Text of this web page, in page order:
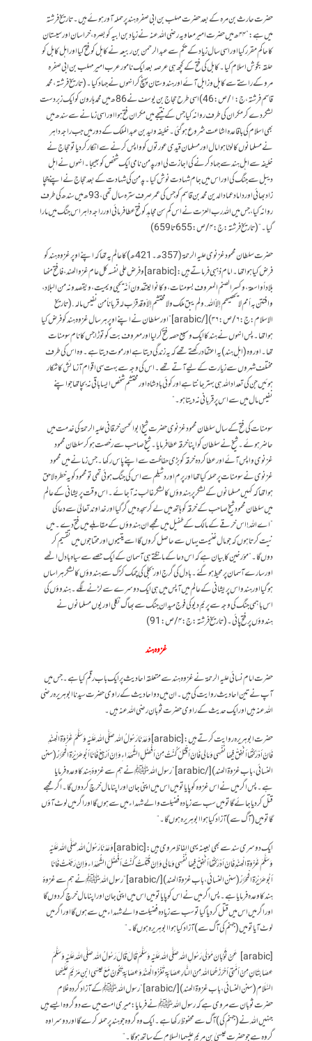
حضرت حارث بن مرہ کے بعد حضرت مہلب بن ابی صفرہ ہند پر حملہ آور ہوئے ہیں۔ تاریخ فرشتہ
میں ہے: ”۴۴ھ میں حضرت امیرمعاویہ رضی اللہ عنہ نے زیاد بن ابیہ کو بصرہ، خراسان اور سیستان
کا حاکم مقرر کیا اور اسی سال زیاد کے حکم سے عبد الرحمن بن ربیعہ نے کابل کو فتح کیا اور اہل کابل کو
حلقہ بگوش اسلام کیا۔ کابل کی فتح کے کچھ ہی عرصہ بعد ایک نامور عرب امیر مہلب بن ابی صفرہ
مرو کے راستے سے کابل و زابل آئے اور ہندوستان پہنچ کر انہوں نے جہاد کیا۔(تاریخ فرشتہ،محمد
قاسم فرشتہ،ج:۱/ص:46) اسی طرح حجاج بن یوسف نے 86ھ میں محمد ہارون کو ایک زبردست
لشکر دے کر مکران کی طرف روانہ کیا جس کے نتیجے میں مکران فتح ہوا اور اسی زمانے سے سندھ میں
بھی اسلام کی باقاعدہ اشاعت شروع ہو گئی۔ خلیفہ ولید بن عبد الملک کے دور میں جب راجہ داہر
نے مسلمانوں کا لوٹا ہوا مال اور مسلمان قیدی عورتوں کو واپس کرنے سے انکار کر دیا تو حجاج نے
خلیفہ سے اہل ہند سے جہاد کرنے کی اجازت لی اور پدمن نامی ایک شخص کو بھیجا۔ انہوں نے اہل
دیبل سے جنگ کی اور اس میں جام شہادت نوش کیا۔پدمن کی شہادت کے بعد حجاج نے اپنے چچا
زاد بھائی اور داماد عمادالدین محمد بن قاسم کو جس کی عمر صرف سترہ سال تھی، 93ھ میں سندھ کی طرف
روانہ کیا، جس میں اللہ رب العزت نے اس کم سن مجاہد کو فتح عطا فرمائی اور راجہ داہر اس جنگ میں مارا
گیا۔“ (تاریخ فرشتہ:ج:۴/ص:655 تا 659)
حضرت سلطان محمود غزنوی علیہ الرحمۃ (357ھ۔421ھ)کا عالم یہ تھا کہ اپنے اوپر غزوہ ہند کو
فرض کیا ہوا تھا۔ امام ذہبی فرماتے ہیں: [arabic] وفرض على نفسہ كل عام غزو الھند، فافتح منھا
بلاداً واسعۃ، وكسر الصنم المعروف بسومنات، وكانوا يعتقدون أنّہ يحيي ويميت، ويقصدونہ من البلاد،
وافتتن بہ أمم لا يحصيھم إلاّ اللہ. ولم يبق ملك ولا محتشم إلاّ وقد قرَّب لہ قرباناً من نفيس مالہ. (تاریخ
الاسلام:ج:۶/ص:۳۶) [/arabic] ”اور سلطان نے اپنے اوپر ہر سال غزوہ ہند کو فرض کیا
ہوا تھا۔ پس انہوں نے ہند کا ایک وسیع حصہ فتح کر لیا اور معروف بت کو توڑا جس کا نام سومنات
تھا۔ اور وہ (اہل ہند) یہ اعتقاد رکھتے تھے کہ یہ زندگی دیتا ہے اور موت دیتا ہے۔ وہ اس کی طرف
مختلف شہروں سے زیارت کے لیے آتے تھے۔ اس کی وجہ سے بہت سی اقوام آزمائش کا شکار
ہوئیں جن کی تعداد اللہ ہی بہتر جانتا ہے اور کوئی بادشاہ اور محتشم شخص ایسا باقی نہ بچا تھا جو اپنے
نفیس مال میں سے اس پر قربانی نہ دیتا ہو۔“
سومنات کی فتح کے سال سلطان محمود غزنوی حضرت شیخ ابوالحسن خرقانی علیہ الرحمۃ کی خدمت میں
حاضر ہوئے۔ شیخ نے سلطان کو اپنا خرقہ عطا فرمایا۔ شیخ صاحب سے رخصت ہو کر سلطان محمود
غزنوی واپس آئے اور عطا کردہ خرقہ کو بڑی حفاظت سے اپنے پاس رکھا۔ جس زمانے میں محمود
غزنوی نے سومنات پر حملہ کیا تھا اور پرم اور دشیلم سے اس کی جنگ ہوئی تھی تو محمود کو یہ خطرہ لاحق
ہوا تھا کہ کہیں مسلمانوں کے لشکر پر ہندوؤں کا لشکر غالب نہ آجائے۔ اس وقت پریشانی کے عالم
میں سلطان محمود شیخ صاحب کے خرقہ کو ہاتھ میں لے کر سجدہ میں گر گیا اور خداوند تعالیٰ سے دعا کی
”اے اللہ! اس خرقے کے مالک کے طفیل میں مجھے ان ہندوؤں کے مقابلے میں فتح دے۔ میں
نیت کرتا ہوں کہ جو مال غنیمت یہاں سے حاصل کروں گا اسے یتیموں اور محتاجوں میں تقسیم کر
دوں گا۔“ مؤرخین کا بیان ہے کہ اس دعا کے مانگتے ہی آسمان کے ایک حصے سے سیاہ بادل اٹھے
اور سارے آسمان پر محیط ہو گئے۔ بادل کی گرج اور بجلی کی چمک کڑک سے ہندوؤں کا لشکر ہراساں
ہو گیا اور ہندو اس پریشانی کے عالم میں آپس میں ہی ایک دوسرے سے لڑنے لگے۔ ہندوؤں کی
اس باہمی جنگ کی وجہ سے پریم دیو کی فوج میدان جنگ سے بھاگ نکلی اور یوں مسلمانوں نے
ہندوؤں پر فتح پائی۔ (تاریخ فرشتہ:ج:۴/ص:91)
غزوہ ہند
حضرت امام نسائی علیہ الرحمۃ نے غزوہ ہند سے متعلقہ احادیث پر ایک باب رقم کیا ہے۔ جس میں
آپ نے تین احادیث روایت کی ہیں۔ ان میں دو احادیث کے راوی حضرت سیدنا ابوہریرہ رضی
اللہ عنہ ہیں اور ایک حدیث کے راوی حضرت ثوبان رضی اللہ عنہ ہیں۔
حضرت ابوہریرہ روایت کرتے ہیں: [arabic]وَعَدَنَا رَسُولُ اللہ صَلَّى اللہ عَلَيْہ وَسَلَّمَ غَزْوَۃ الْھِنْدِ
فَانْ أدْرَكْتُھَا أنْفِقْ فِيھَا نَفْسِي وَمَالِي فَانْ أقْتَلْ كُنْتُ مِنْ أفْضَلِ الشُّھَدَاءِ وَإنْ أرْجِعْ فَانَا أبُوھُرَيْرَۃ الْمُحَرَّرُ(سنن
النسائی،باب غزوۃ الھند)[/arabic] ” رسول اللہ ﷺ نے ہم سے غزوۂ ہند کا وعدہ فرمایا
ہے۔ پس اگر میں نے اس غزوہ کو پایا تو میں اس میں اپنی جان اور اپنا مال خرچ کردوں گا۔ اگر مجھے
قتل کردیاجائےگا تو میں سب سے زیادہ فضیلت والے شہداء میں سے ہوں گا اور اگر میں لوٹ آؤں
گا تو میں (آگ سے) آزاد کیا ہوا ابوہریرہ ہوں گا۔“
ایک دوسری سند سے بھی بعینہ یہی الفاظ مروی ہیں: [arabic] وَعَدَنَا رَسُولُ اللہ صَلَّى اللہ عَلَيْہ
وَسَلَّمَ غَزْوَۃ الْھِنْدِ فَانْ أدْرَكْتُھَا أنْفِقْ فِيھَا نَفْسِي وَمَالِي وَإنْ قُتِلْتُ كُنْتُ أفْضَلَ الشُّھَدَاءِ وَإنْ رَجَعْتُ فَانَا
أبُوھُرَيْرَۃ الْمُحَرَّرُ (سنن النسائی،باب غزوۃ الھند)[/arabic] ”رسول اللہ ﷺنے ہم سے غزوۂ
ہند کا وعدہ فرمایا ہے۔ پس اگر میں نے اس کو پایا تو میں اس میں اپنی جان اور اپنا مال خرچ کر دوں گا
اور اگر میں اس میں قتل کر دیا گیا تو سب سے زیادہ فضیلت والے شہداء میں سے ہوں گا اور اگر میں
لوٹ آیا تو میں (جہنم کی آگ سے) آزاد کیا ہوا ابوہریرہ ہوں گا۔“
[arabic] عَنْ ثَوْبَانَ مَوْلَى رَسُولِ اللہ صَلَّى اللہ عَلَيْہ وَسَلَّمَ قَالَ قَالَ رَسُولُ اللہ صَلَّى اللہ عَلَيْہ وَسَلَّمَ
عِصَابَتَانِ مِنْ أمَّتِي أحْرَزَھُمَا اللہ مِنْ النَّارِ عِصَابَۃ تَغْزُو الْھِنْدَ وَعِصَابَۃ تَكُونُ مَعَ عِيسَى ابْنِ مَرْيَمَ عَلَيْھِمَا
السَّلَام (سنن النسائی،باب غزوۃ الھند)[/arabic] ”رسول اللہ ﷺ کے آزاد کردہ غلام
حضرت ثوبان سے مروی ہے کہ رسول اللہ ﷺ نے فرمایا: میری امت میں سے دو گروہ ایسے ہیں
جنہیں اللہ نے (جہنم کی) آگ سے محفوظ رکھا ہے۔ ایک وہ گروہ جو ہند پر حملہ کرے گا اور دوسرا وہ
گروہ ہےجو حضرت عیسیٰ بن مریم علیہما السلام کے ساتھ ہو گا۔“